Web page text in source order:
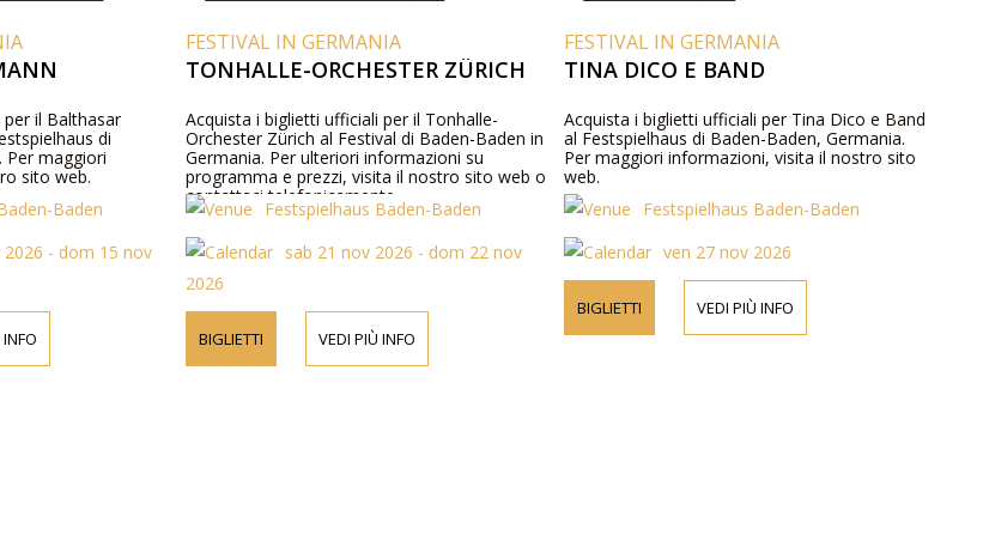
il Balthasar
di
Per maggiori
sito web.
Baden
- dom 15 nov
FESTIVAL IN GERMANIA
TONHALLE-ORCHESTER ZÜRICH
Acquista i biglietti ufficiali per il Tonhalle-
Orchester Zürich al Festival di Baden-Baden in
Germania. Per ulteriori informazioni su
programma e prezzi, visita il nostro sito web o
contattaci telefonicamente.
Festspielhaus Baden-Baden
sab 21 nov 2026 - dom 22 nov
2026
BIGLIETTI VEDI PIÙ INFO
FESTIVAL IN GERMANIA
TINA DICO E BAND
Acquista i biglietti ufficiali per Tina Dico e Band
al Festspielhaus di Baden-Baden, Germania.
Per maggiori informazioni, visita il nostro sito
web.
Festspielhaus Baden-Baden
ven 27 nov 2026
BIGLIETTI VEDI PIÙ INFO